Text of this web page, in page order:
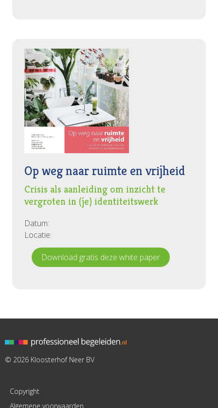
Op weg naar ruimte en vrijheid
Crisis als aanleiding om inzicht te
vergroten in (je) identiteitswerk
Datum:
Locatie:
Download gratis deze white paper
© 2026 Kloosterhof Neer BV
Copyright
Algemene voorwaarden